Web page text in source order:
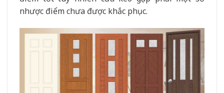
nhược điểm chưa được khắc phục.